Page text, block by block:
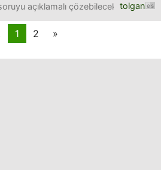
tolgan
açıklamalı çözebilecek bir
1 2 »